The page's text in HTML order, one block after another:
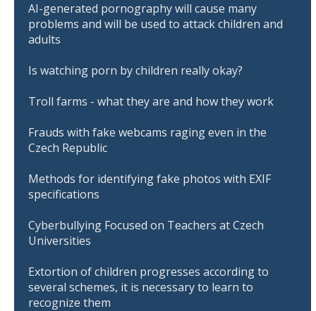
AI-generated pornography will cause many
problems and will be used to attack children and
adults
Is watching porn by children really okay?
Troll farms - what they are and how they work
Frauds with fake webcams raging even in the
Czech Republic
Methods for identifying fake photos with EXIF
specifications
Cyberbullying Focused on Teachers at Czech
Universities
Extortion of children progresses according to
several schemes, it is necessary to learn to
recognize them